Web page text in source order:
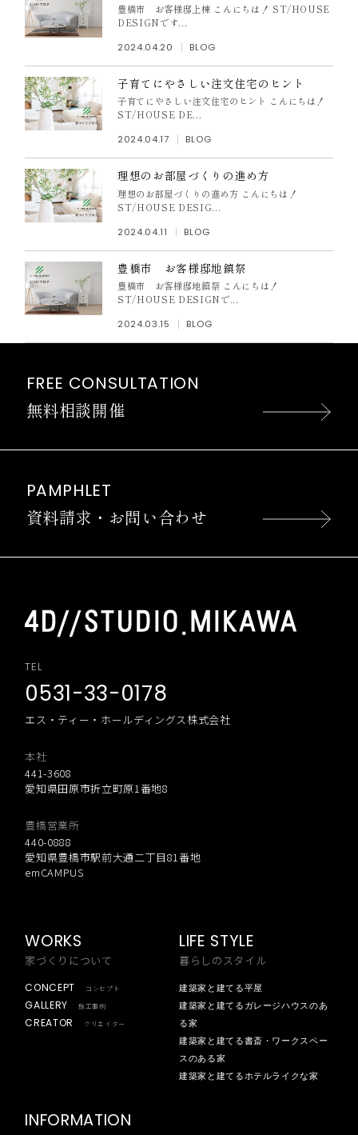
豊橋市 お客様邸上棟 こんにちは！ ST/HOUSE
DESIGNです...
2024.04.20
BLOG
子育てにやさしい注文住宅のヒント
子育てにやさしい注文住宅のヒント こんにちは！
ST/HOUSE DE...
2024.04.17
BLOG
理想のお部屋づくりの進め方
理想のお部屋づくりの進め方 こんにちは！
ST/HOUSE DESIG...
2024.04.11
BLOG
豊橋市 お客様邸地鎮祭
豊橋市 お客様邸地鎮祭 こんにちは！
ST/HOUSE DESIGNで...
2024.03.15
BLOG
FREE CONSULTATION
無料相談開催
PAMPHLET
資料請求・お問い合わせ
TEL
0531-33-0178
エス・ティー・ホールディングス株式会社
本社
441-3608
愛知県田原市折立町原1番地8
豊橋営業所
440-0888
愛知県豊橋市駅前大通二丁目81番地
emCAMPUS
WORKS
家づくりについて
CONCEPT コンセプト
GALLERY 施工事例
CREATOR クリエイター
LIFE STYLE
暮らしのスタイル
建築家と建てる平屋
建築家と建てるガレージハウスのあ
る家
建築家と建てる書斎・ワークスペー
スのある家
建築家と建てるホテルライクな家
INFORMATION